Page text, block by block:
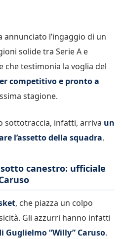
annunciato l’ingaggio di un
solide tra Serie A e
che testimonia la voglia del
competitivo e pronto a
stagione.
sottotraccia, infatti, arriva un
l’assetto della squadra.
canestro: ufficiale
, che piazza un colpo
Gli azzurri hanno infatti
Guglielmo “Willy” Caruso.